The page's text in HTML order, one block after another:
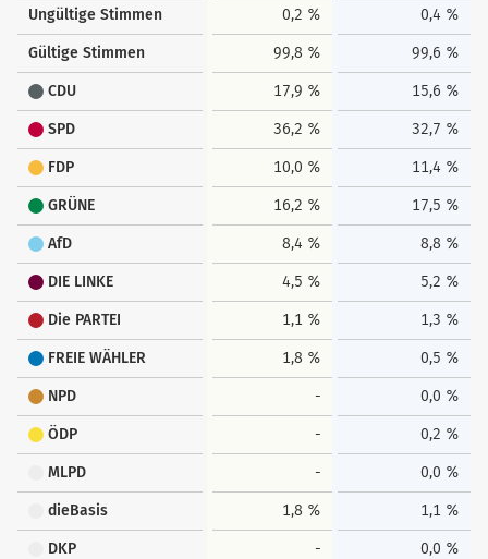
Ungültige Stimmen 0,2 % 0,4 %
Gültige Stimmen 99,8 % 99,6 %
CDU 17,9 % 15,6 %
SPD 36,2 % 32,7 %
FDP 10,0 % 11,4 %
GRÜNE 16,2 % 17,5 %
AfD 8,4 % 8,8 %
DIE LINKE 4,5 % 5,2 %
Die PARTEI 1,1 % 1,3 %
FREIE WÄHLER 1,8 % 0,5 %
NPD - 0,0 %
ÖDP - 0,2 %
MLPD - 0,0 %
dieBasis 1,8 % 1,1 %
DKP - 0,0 %